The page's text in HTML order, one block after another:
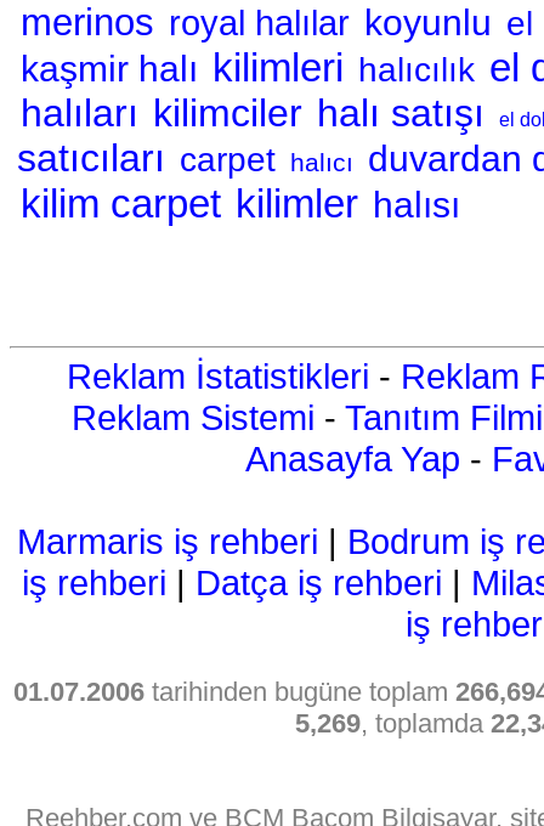
merinos royal halılar koyunlu el
kaşmir halı kilimleri halıcılık el
halıları kilimciler halı satışı el
satıcıları carpet halıcı duvardan
kilim carpet kilimler halısı
Reklam İstatistikleri - Reklam
Reklam Sistemi - Tanıtım Filmi
Anasayfa Yap -
Marmaris iş rehberi | Bodrum iş
iş rehberi | Datça iş rehberi |
iş
01.07.2006 tarihinden bugüne toplam
5,269, toplamda
Reehber.com ve BCM Bacom Bilgisayar,